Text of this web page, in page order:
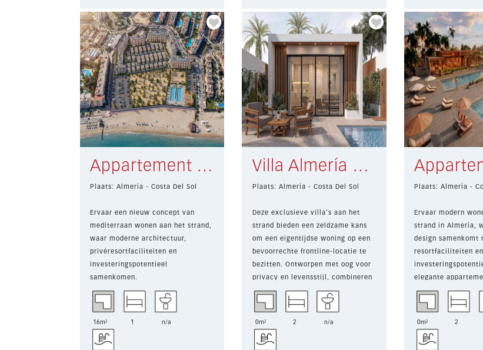
Appartement Almería € 220.000,-
Plaats: Almería - Costa Del Sol
Ervaar een nieuw concept van
mediterraan wonen aan het strand,
waar moderne architectuur,
privéresortfaciliteiten en
investeringspotentieel
samenkomen.
Deze eigentijdse appartementen
16m² 1 n/a
Villa Almería € 370.000,-
Plaats: Almería - Costa Del Sol
Deze exclusieve villa's aan het
strand bieden een zeldzame kans
om een eigentijdse woning op een
bevoorrechte frontline-locatie te
bezitten. Ontworpen met oog voor
privacy en levensstijl, combineren
z...
0m² 2 n/a
Plaats: Almería -
Ervaar modern
strand in Almería,
design samenkomt
resortfaciliteiten
elegante
slaapkamers zijn
0m² 2